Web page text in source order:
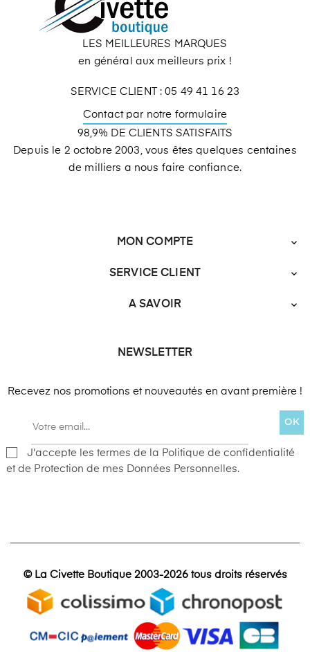
LES MEILLEURES MARQUES
en général aux meilleurs prix !
SERVICE CLIENT : 05 49 41 16 23
Contact par notre formulaire
98,9% DE CLIENTS SATISFAITS
Depuis le 2 octobre 2003, vous êtes quelques centaines
de milliers a nous faire confiance.
MON COMPTE 
SERVICE CLIENT 
A SAVOIR 
NEWSLETTER
Recevez nos promotions et nouveautés en avant première !
OK
J'accepte les termes de la Politique de confidentialité
et de Protection de mes Données Personnelles.
© La Civette Boutique 2003-2026 tous droits réservés